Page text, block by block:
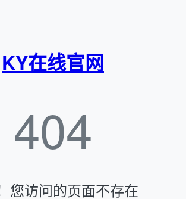
KY在线官网
404
您访问的页面不存在